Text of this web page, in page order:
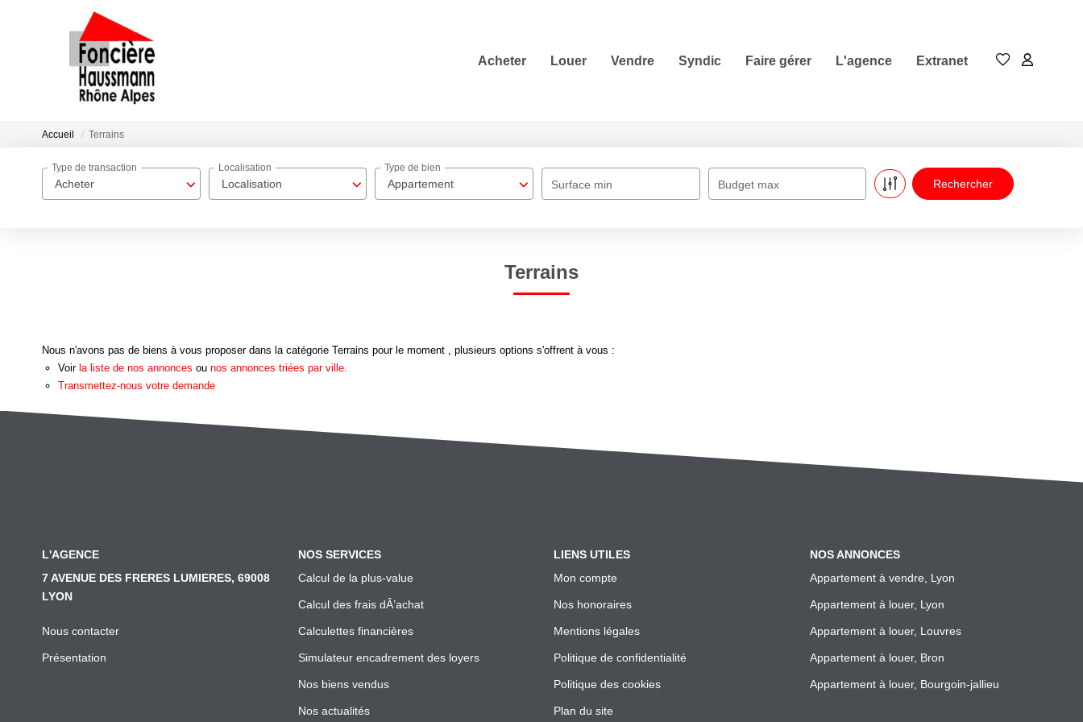
Acheter Louer Vendre Syndic Faire gérer L'agence Extranet
Accueil Terrains
Acheter
Type de transaction
Localisation
Localisation
Appartement
Type de bien
Surface min Budget max
Terrains
Nous n'avons pas de biens à vous proposer dans la catégorie Terrains pour le moment , plusieurs options s'offrent à vous :
Voir la liste de nos annonces ou nos annonces triées par ville.
Transmettez-nous votre demande
L'AGENCE
7 AVENUE DES FRERES LUMIERES, 69008
LYON
Nous contacter
Présentation
NOS SERVICES
Calcul de la plus-value
Calcul des frais dÂ’achat
Calculettes financières
Simulateur encadrement des loyers
Nos biens vendus
Nos actualités
LIENS UTILES
Mon compte
Nos honoraires
Mentions légales
Politique de confidentialité
Politique des cookies
Plan du site
NOS ANNONCES
Appartement à vendre, Lyon
Appartement à louer, Lyon
Appartement à louer, Louvres
Appartement à louer, Bron
Appartement à louer, Bourgoin-jallieu